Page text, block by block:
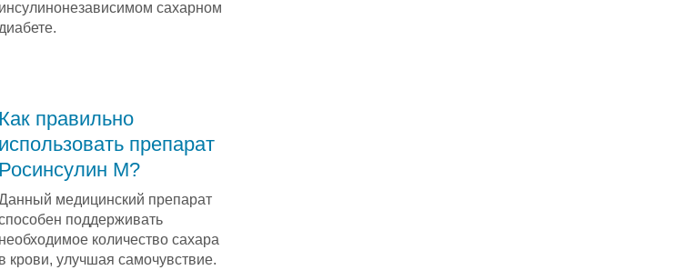
инсулинонезависимом сахарном
диабете.
Как правильно
использовать препарат
Росинсулин М?
медицинский препарат
поддерживать
необходимое количество сахара
в крови, улучшая самочувствие.